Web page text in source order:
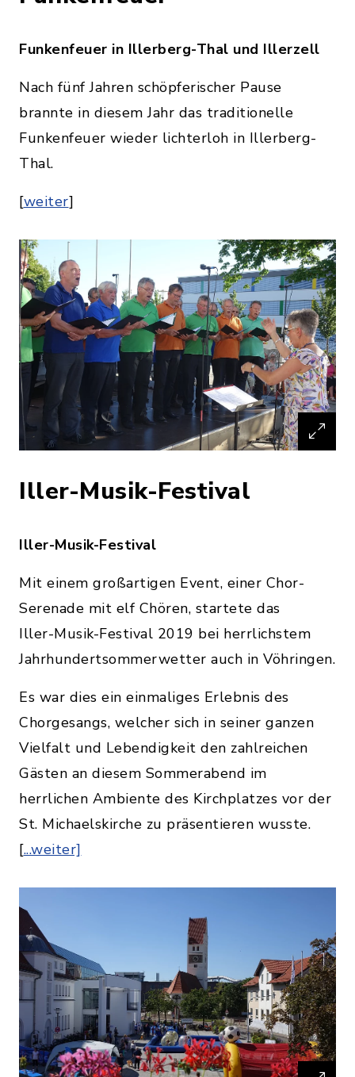
Funkenfeuer in Illerberg-Thal und Illerzell
Nach fünf Jahren schöpferischer Pause
brannte in diesem Jahr das traditionelle
Funkenfeuer wieder lichterloh in Illerberg-
Thal.
[weiter]
Iller-Musik-Festival
Iller-Musik-Festival
Mit einem großartigen Event, einer Chor-
Serenade mit elf Chören, startete das
Iller-Musik-Festival 2019 bei herrlichstem
Jahrhundertsommerwetter auch in Vöhringen.
Es war dies ein einmaliges Erlebnis des
Chorgesangs, welcher sich in seiner ganzen
Vielfalt und Lebendigkeit den zahlreichen
Gästen an diesem Sommerabend im
herrlichen Ambiente des Kirchplatzes vor der
St. Michaelskirche zu präsentieren wusste.
[...weiter]